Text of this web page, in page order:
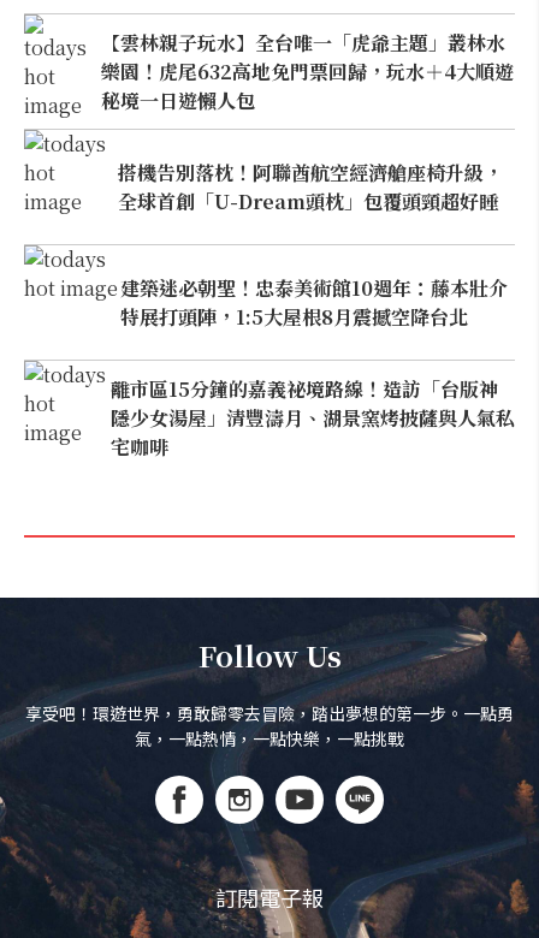
【雲林親子玩水】全台唯一「虎爺主題」叢林水
樂園！虎尾632高地免門票回歸，玩水＋4大順遊
秘境一日遊懶人包
搭機告別落枕！阿聯酋航空經濟艙座椅升級，
全球首創「U-Dream頭枕」包覆頭頸超好睡
建築迷必朝聖！忠泰美術館10週年：藤本壯介
特展打頭陣，1:5大屋根8月震撼空降台北
離市區15分鐘的嘉義祕境路線！造訪「台版神
隱少女湯屋」清豐濤月、湖景窯烤披薩與人氣私
宅咖啡
Follow Us
享受吧！環遊世界，勇敢歸零去冒險，踏出夢想的第一步。一點勇
氣，一點熱情，一點快樂，一點挑戰
訂閱電子報